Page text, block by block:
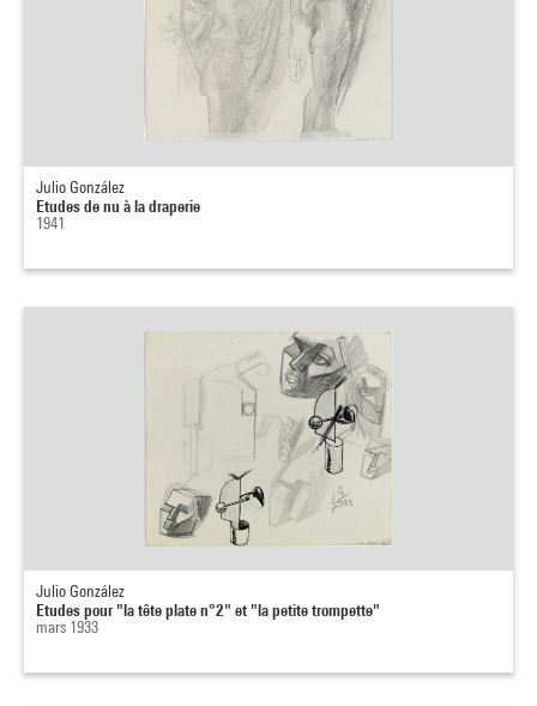
Julio González
Etudes de nu à la draperie
1941
Julio González
Etudes pour "la tête plate n°2" et "la petite trompette"
mars 1933